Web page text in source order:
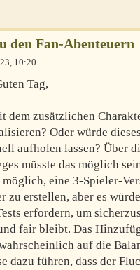
den Fan-Abenteuern
10:20
Tag,
dem zusätzlichen
Oder würde
aufholen lassen? Über
müsste das möglich
eine 3-Spieler-
zu erstellen, aber es
erfordern, um
fair bleibt. Das
auf die
dazu führen, dass der